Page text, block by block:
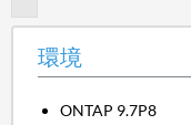
環境
ONTAP 9.7P8